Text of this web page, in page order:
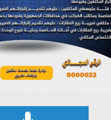
تستمعون لبرنامج (مع السيد القائد)
يوليو 26, 2026
تستمعون لبرنامج (خبر وعلم)
يوليو 26, 2026